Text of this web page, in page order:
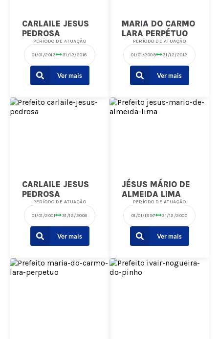
CARLAILE JESUS
PEDROSA
PERÍODO DE ATUAÇÃO
01/01/2013 31/12/2016
Ver mais
MARIA DO CARMO
LARA PERPÉTUO
PERÍODO DE ATUAÇÃO
01/01/2009 31/12/2012
Ver mais
CARLAILE JESUS
PEDROSA
PERÍODO DE ATUAÇÃO
01/01/2001 31/12/2008
Ver mais
JÉSUS MÁRIO DE
ALMEIDA LIMA
PERÍODO DE ATUAÇÃO
01/01/1997 31/12/2000
Ver mais